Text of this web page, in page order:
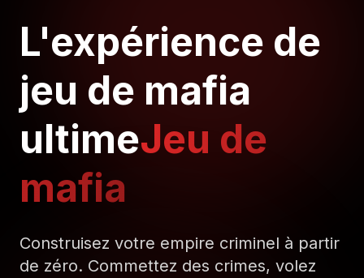
L'expérience de
jeu de mafia
ultimeJeu de
mafia
Construisez votre empire criminel à partir
de zéro. Commettez des crimes, volez